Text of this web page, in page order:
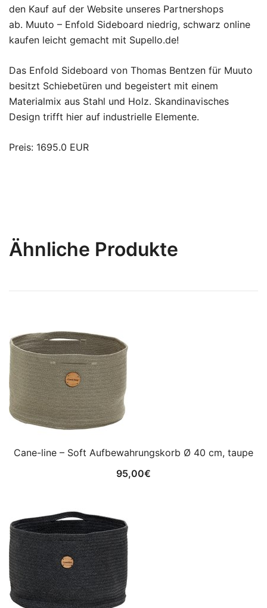
den Kauf auf der Website unseres Partnershops
ab. Muuto – Enfold Sideboard niedrig, schwarz online
kaufen leicht gemacht mit Supello.de!
Das Enfold Sideboard von Thomas Bentzen für Muuto
besitzt Schiebetüren und begeistert mit einem
Materialmix aus Stahl und Holz. Skandinavisches
Design trifft hier auf industrielle Elemente.
Preis: 1695.0 EUR
Ähnliche Produkte
Cane-line – Soft Aufbewahrungskorb Ø 40 cm, taupe
95,00€